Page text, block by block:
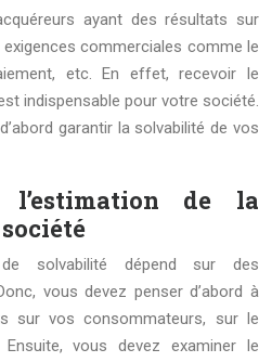
ayant des résultats sur
commerciales comme le
etc. En effet, recevoir le
indispensable pour votre société.
garantir la solvabilité de vos
de la
solvabilité dépend sur des
vous devez penser d’abord à
sur vos consommateurs, sur le
vous devez examiner le